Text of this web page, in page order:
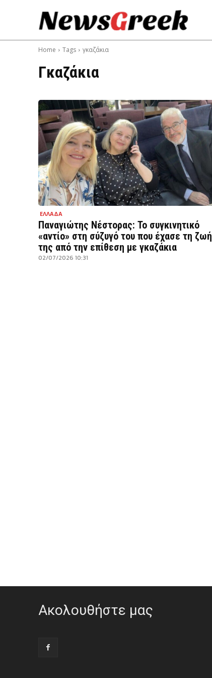
Home Tags γκαζάκια
Γκαζάκια
ΕΛΛΑΔΑ
Παναγιώτης Νέστορας: Το συγκινητικό
«αντίο» στη σύζυγό του που έχασε τη ζωή
της από την επίθεση με γκαζάκια
02/07/2026 10:31
Ακολουθήστε μας